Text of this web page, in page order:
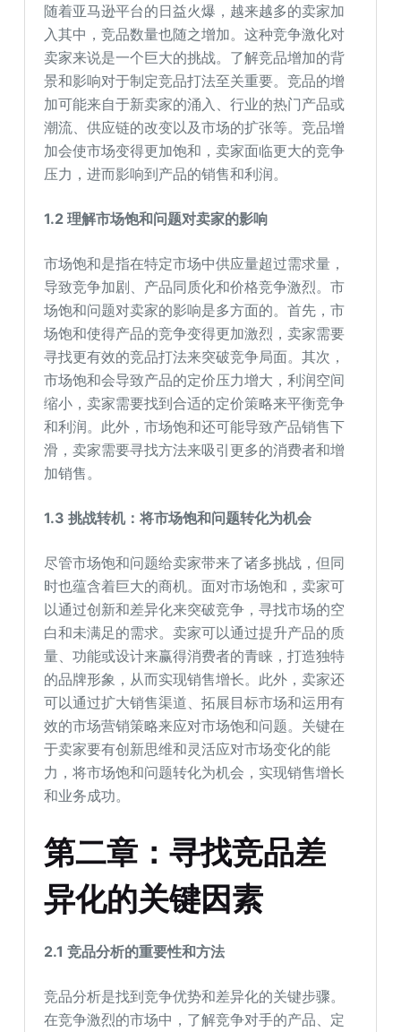
随着亚马逊平台的日益火爆，越来越多的卖家加
入其中，竞品数量也随之增加。这种竞争激化对
卖家来说是一个巨大的挑战。了解竞品增加的背
景和影响对于制定竞品打法至关重要。竞品的增
加可能来自于新卖家的涌入、行业的热门产品或
潮流、供应链的改变以及市场的扩张等。竞品增
加会使市场变得更加饱和，卖家面临更大的竞争
压力，进而影响到产品的销售和利润。
1.2理解市场饱和问题对卖家的影响
市场饱和是指在特定市场中供应量超过需求量，
导致竞争加剧、产品同质化和价格竞争激烈。市
场饱和问题对卖家的影响是多方面的。首先，市
场饱和使得产品的竞争变得更加激烈，卖家需要
寻找更有效的竞品打法来突破竞争局面。其次，
市场饱和会导致产品的定价压力增大，利润空间
缩小，卖家需要找到合适的定价策略来平衡竞争
和利润。此外，市场饱和还可能导致产品销售下
滑，卖家需要寻找方法来吸引更多的消费者和增
加销售。
1.3挑战转机：将市场饱和问题转化为机会
尽管市场饱和问题给卖家带来了诸多挑战，但同
时也蕴含着巨大的商机。面对市场饱和，卖家可
以通过创新和差异化来突破竞争，寻找市场的空
白和未满足的需求。卖家可以通过提升产品的质
量、功能或设计来赢得消费者的青睐，打造独特
的品牌形象，从而实现销售增长。此外，卖家还
可以通过扩大销售渠道、拓展目标市场和运用有
效的市场营销策略来应对市场饱和问题。关键在
于卖家要有创新思维和灵活应对市场变化的能
力，将市场饱和问题转化为机会，实现销售增长
和业务成功。
第二章：寻找竞品差
异化的关键因素
2.1竞品分析的重要性和方法
竞品分析是找到竞争优势和差异化的关键步骤。
在竞争激烈的市场中，了解竞争对手的产品、定